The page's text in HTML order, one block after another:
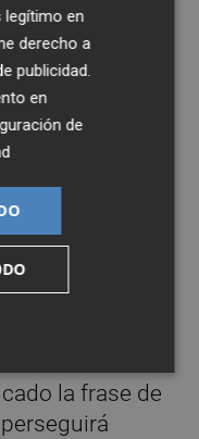
fuera Mazón
nacional
el que había
Forata, en
Medio
la emergencia
las ocho de la
de activar la
la frase de
legítimo en
derecho a
publicidad.
en
de